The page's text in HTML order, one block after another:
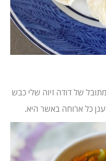
של דודה זיוה שלי כבש
כל ארוחה באשר היא.